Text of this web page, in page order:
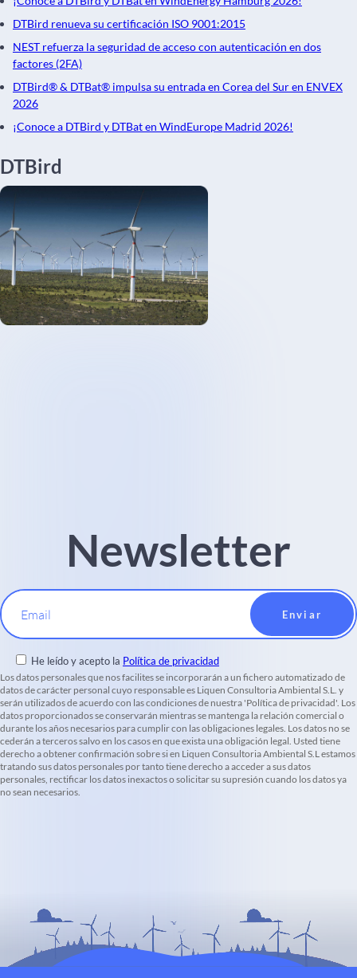
DTBird renueva su certificación ISO 9001:2015
NEST refuerza la seguridad de acceso con autenticación en dos
factores (2FA)
DTBird® & DTBat® impulsa su entrada en Corea del Sur en ENVEX
2026
¡Conoce a DTBird y DTBat en WindEurope Madrid 2026!
DTBird
Newsletter
Email
He leído y acepto la Política de privacidad
Los datos personales que nos facilites se incorporarán a un fichero automatizado de
datos de carácter personal cuyo responsable es Liquen Consultoria Ambiental S.L. y
serán utilizados de acuerdo con las condiciones de nuestra 'Política de privacidad'. Los
datos proporcionados se conservarán mientras se mantenga la relación comercial o
durante los años necesarios para cumplir con las obligaciones legales. Los datos no se
cederán a terceros salvo en los casos en que exista una obligación legal. Usted tiene
derecho a obtener confirmación sobre si en Liquen Consultoria Ambiental S.L estamos
tratando sus datos personales por tanto tiene derecho a acceder a sus datos
personales, rectificar los datos inexactos o solicitar su supresión cuando los datos ya
no sean necesarios.